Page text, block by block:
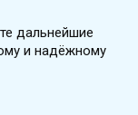
дальнейшие
и надёжному